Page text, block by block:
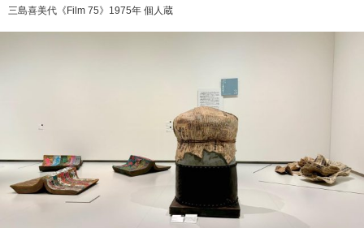
三島喜美代《Film 75》1975年 個人蔵